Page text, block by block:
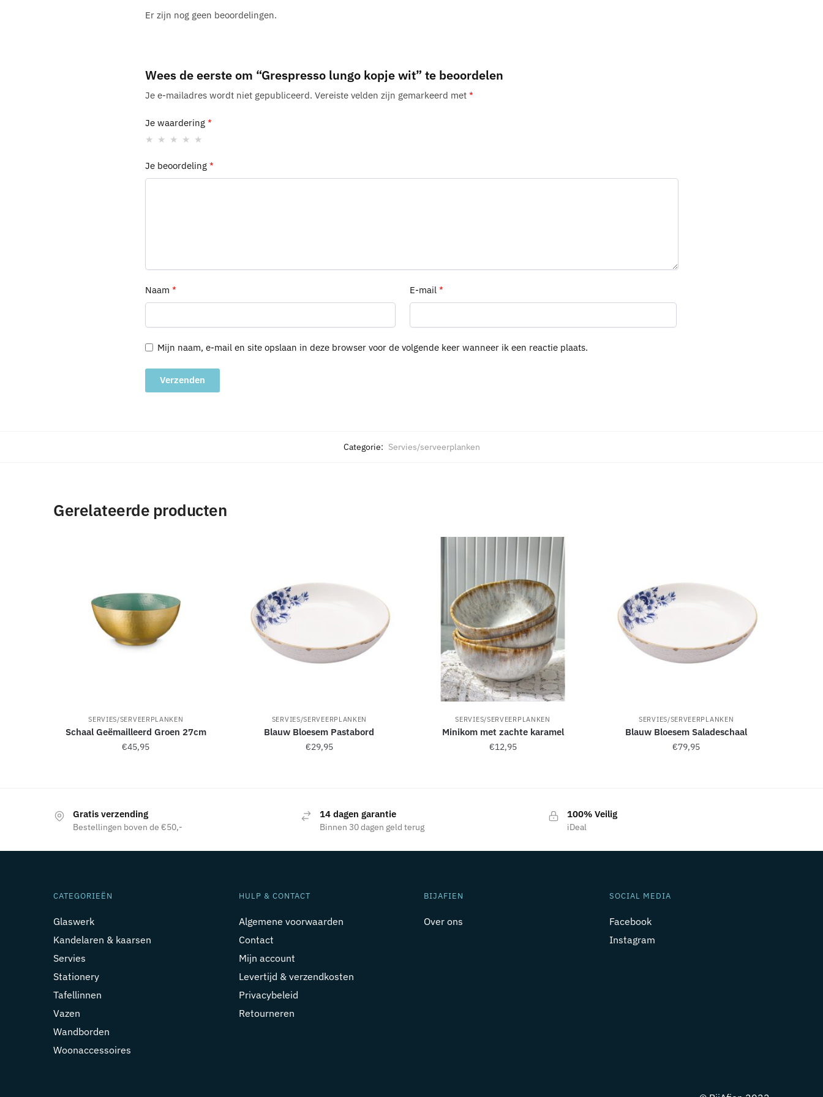
Er zijn nog geen beoordelingen.
Wees de eerste om “Grespresso lungo kopje wit” te beoordelen
Je e-mailadres wordt niet gepubliceerd. Vereiste velden zijn gemarkeerd met *
Je waardering *
Je beoordeling *
Naam * E-mail*
Mijn naam, e-mail en site opslaan in deze browser voor de volgende keer wanneer ik een reactie plaats.
t
Categorie: Servies/serveerplanken
Gerelateerde producten
SERVIES/SERVEERPLANKEN
Schaal Geëmailleerd Groen 27cm
€45,95
SERVIES/SERVEERPLANKEN
Blauw Bloesem Pastabord
€29,95
SERVIES/SERVEERPLANKEN
Minikom met zachte karamel
€12,95
SERVIES/SERVEERPLANKEN
Blauw Bloesem Saladeschaal
€79,95
Gratis verzending
Bestellingen boven de €50,-
14 dagen garantie
Binnen 30 dagen geld terug
100% Veilig
iDeal
CATEGORIEËN
Glaswerk
Kandelaren & kaarsen
Servies
Stationery
Tafellinnen
Vazen
Wandborden
Woonaccessoires
HULP & CONTACT
Algemene voorwaarden
Contact
Mijn account
Levertijd & verzendkosten
Privacybeleid
Retourneren
BIJAFIEN
Over ons
SOCIAL MEDIA
Facebook
Instagram